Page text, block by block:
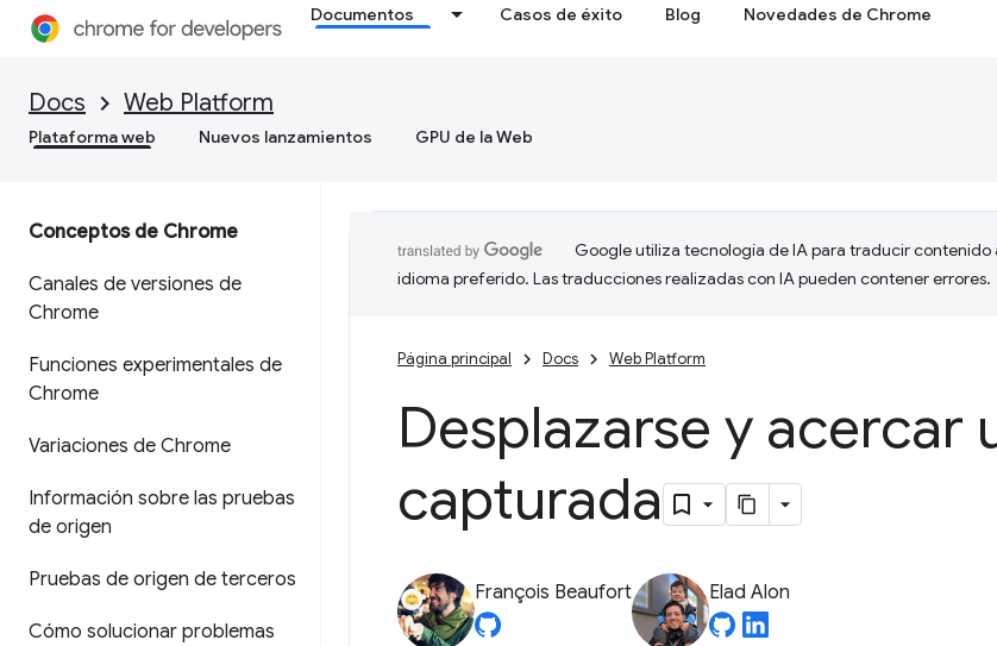
Documentos Casos de éxito Blog Novedades de Chrome
Docs Web Platform
Plataforma web Nuevos lanzamientos GPU de la Web
Conceptos de Chrome
Canales de versiones de
Chrome
Funciones experimentales de
Chrome
Variaciones de Chrome
Información sobre las pruebas
de origen
Pruebas de origen de terceros
Cómo solucionar problemas
Google utiliza tecnología de IA para traducir contenido
idioma preferido. Las traducciones realizadas con IA pueden contener errores.
Página principal Docs Web Platform
Desplazarse y acercar
capturada
François Beaufort Elad Alon